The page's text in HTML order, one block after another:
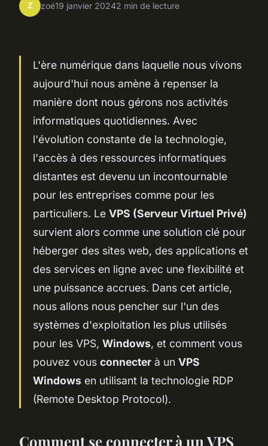
Z zoé19 janvier 20242 min de lecture
L'ère numérique dans laquelle nous vivons
aujourd'hui nous amène à repenser la
manière dont nous gérons nos activités
informatiques quotidiennes. Avec
l'évolution constante de la technologie,
l'accès à des ressources informatiques
distantes est devenu un incontournable
pour les entreprises comme pour les
particuliers. Le VPS (Serveur Virtuel Privé)
survient alors comme une solution clé pour
héberger des sites web, des applications et
des services en ligne avec une flexibilité et
une puissance accrues. Dans cet article,
nous allons nous pencher sur l'un des
systèmes d'exploitation les plus utilisés
pour les VPS, Windows, et comment vous
pouvez vous connecter à un VPS
Windows en utilisant la technologie RDP
(Remote Desktop Protocol).
Comment se connecter à un VPS